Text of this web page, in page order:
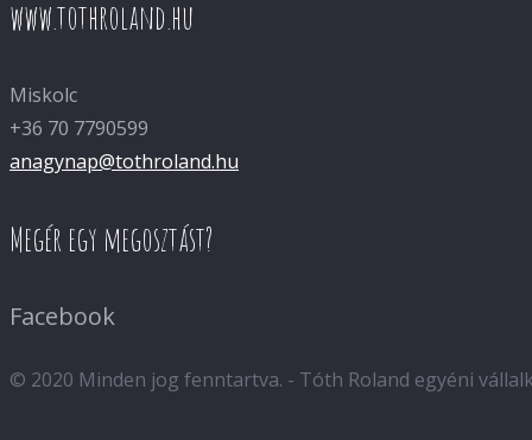
www.tothroland.hu
Miskolc
+36 70 7790599
anagynap@tothroland.hu
Megér egy megosztást?
Facebook
© 2020 Minden jog fenntartva. - Tóth Roland egyéni